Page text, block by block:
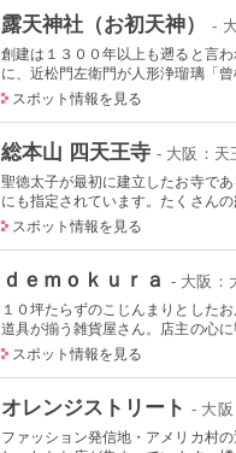
露天神社（お初天神） -
創建は１３００年以上も遡ると言
に、近松門左衛門が人形浄瑠璃「
スポット情報を見る
総本山 四天王寺 - 大阪：天
聖徳太子が最初に建立したお寺で
にも指定されています。たくさん
スポット情報を見る
ｄｅｍｏｋｕｒａ - 大阪：
１０坪たらずのこじんまりとした
道具が揃う雑貨屋さん。店主の心
スポット情報を見る
オレンジストリート - 大
ファッション発信地・アメリカ村